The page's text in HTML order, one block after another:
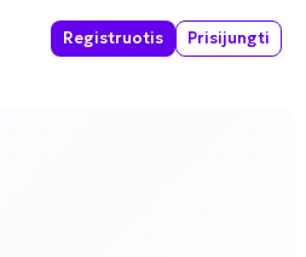
Registruotis Prisijungti